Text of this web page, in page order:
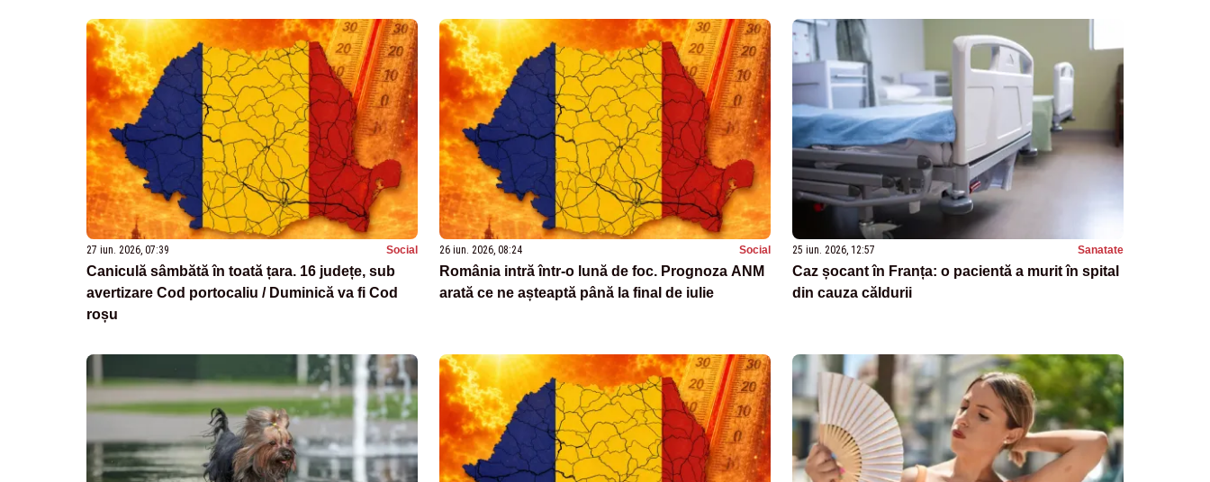
27 iun. 2026, 07:39 Social
Caniculă sâmbătă în toată țara. 16 județe, sub
avertizare Cod portocaliu / Duminică va fi Cod
roșu
26 iun. 2026, 08:24 Social
România intră într-o lună de foc. Prognoza ANM
arată ce ne așteaptă până la final de iulie
25 iun. 2026, 12:57 Sanatate
Caz șocant în Franța: o pacientă a murit în spital
din cauza căldurii